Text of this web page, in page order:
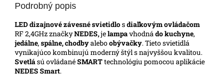
Podrobný popis
LED dizajnové závesné svietidlosdiaľkovým ovládačom
RF 2,4GHz značkyNEDES,jelampavhodnádo kuchyne,
jedálne,spálne, chodbyaleboobývačky. Tieto svietidlá
vynikajúco kombinujú moderný štýl s najvyššou kvalitou.
Svetlású ovládanéSMARTtechnológiu pomocou aplikácie
NEDES Smart.